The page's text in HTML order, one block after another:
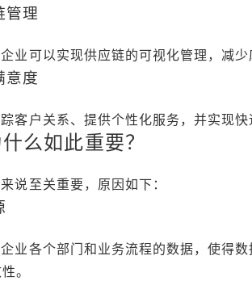
管理
业可以实现供应链的可视化管理，减
意度
客户关系、提供个性化服务，并实现
么如此重要？
说至关重要，原因如下：
业各个部门和业务流程的数据，使得
。